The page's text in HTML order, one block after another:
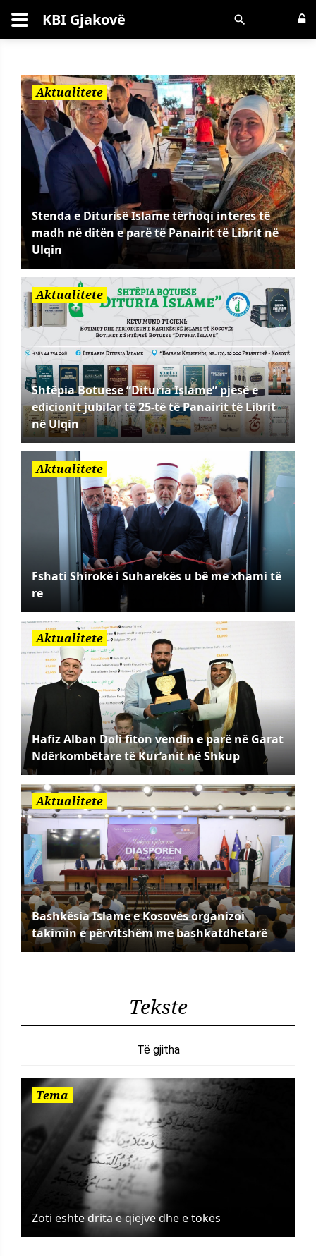
Kërko KBI Gjakovë
Aktualitete
Stenda e Diturisë Islame tërhoqi interes të
madh në ditën e parë të Panairit të Librit në
Ulqin
Aktualitete
Shtëpia Botuese “Dituria Islame” pjesë e
edicionit jubilar të 25-të të Panairit të Librit
në Ulqin
Aktualitete
Fshati Shirokë i Suharekës u bë me xhami të
re
Aktualitete
Hafiz Alban Doli fiton vendin e parë në Garat
Ndërkombëtare të Kur’anit në Shkup
Aktualitete
Bashkësia Islame e Kosovës organizoi
takimin e përvitshëm me bashkatdhetarë
Tekste
Të gjitha
Tema
Zoti është drita e qiejve dhe e tokës